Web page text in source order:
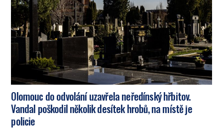
Olomouc do odvolání uzavřela neředínský hřbitov.
Vandal poškodil několik desítek hrobů, na místě je
policie